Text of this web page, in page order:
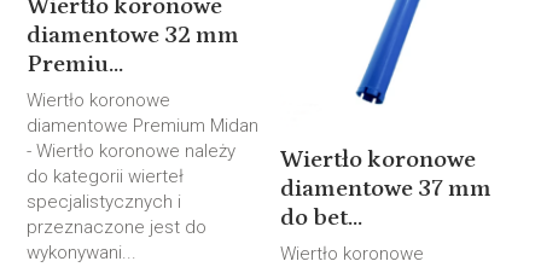
Wiertło koronowe
diamentowe 32 mm
Premiu...
Wiertło koronowe
diamentowe Premium Midan
- Wiertło koronowe należy
do kategorii wierteł
specjalistycznych i
przeznaczone jest do
wykonywani...
Wiertło koronowe
diamentowe 37 mm
do bet...
Wiertło koronowe